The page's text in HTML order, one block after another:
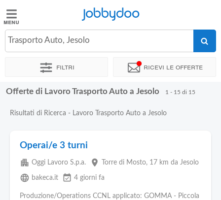
Jobbydoo
Offerte
Stipendi
Blog
Jobbydoo
Trasporto Auto, Jesolo
Filtri Ricevi le offerte
Offerte di Lavoro Trasporto Auto a Jesolo 1 - 15 di 15
Risultati di Ricerca - Lavoro Trasporto Auto a Jesolo
Operai/e 3 turni
apartment Oggi Lavoro S.p.a. place Torre di Mosto, 17 km da Jesolo
language bakeca.it event_available 4 giorni fa
Produzione/Operations CCNL applicato: GOMMA - Piccola